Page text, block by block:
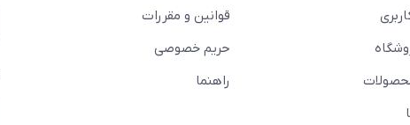
قوانین و مقررات
حریم خصوصی
راهنما